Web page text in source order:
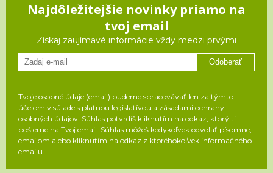
Najdôležitejšie novinky priamo na
tvoj email
Získaj zaujímavé informácie vždy medzi prvými
Odoberať
Tvoje osobné údaje (email) budeme spracovávať len za týmto
účelom v súlade s platnou legislatívou a zásadami ochrany
osobných údajov. Súhlas potvrdíš kliknutím na odkaz, ktorý ti
pošleme na Tvoj email. Súhlas môžeš kedykoľvek odvolať písomne,
emailom alebo kliknutím na odkaz z ktoréhokoľvek informačného
emailu.